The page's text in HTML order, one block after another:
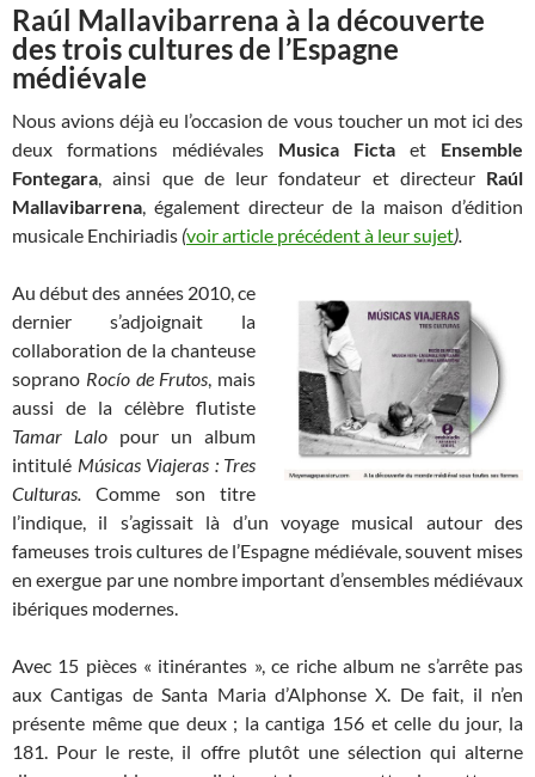
Raúl Mallavibarrena à la découverte
des trois cultures de l’Espagne
médiévale
Nous avions déjà eu l’occasion de vous toucher un mot ici des
deux formations médiévales Musica Ficta et Ensemble
Fontegara, ainsi que de leur fondateur et directeur Raúl
Mallavibarrena, également directeur de la maison d’édition
musicale Enchiriadis (voir article précédent à leur sujet).
Au début des années 2010, ce
dernier s’adjoignait la
collaboration de la chanteuse
soprano Rocío de Frutos, mais
aussi de la célèbre flutiste
Tamar Lalo pour un album
intitulé Músicas Viajeras : Tres
Culturas.Comme son titre
l’indique, il s’agissait là d’un voyage musical autour des
fameuses trois cultures de l’Espagne médiévale, souvent mises
en exergue par une nombre important d’ensembles médiévaux
ibériques modernes.
Avec 15 pièces « itinérantes », ce riche album ne s’arrête pas
aux Cantigas de Santa Maria d’Alphonse X. De fait, il n’en
présente même que deux ; la cantiga 156 et celle du jour, la
181. Pour le reste, il offre plutôt une sélection qui alterne